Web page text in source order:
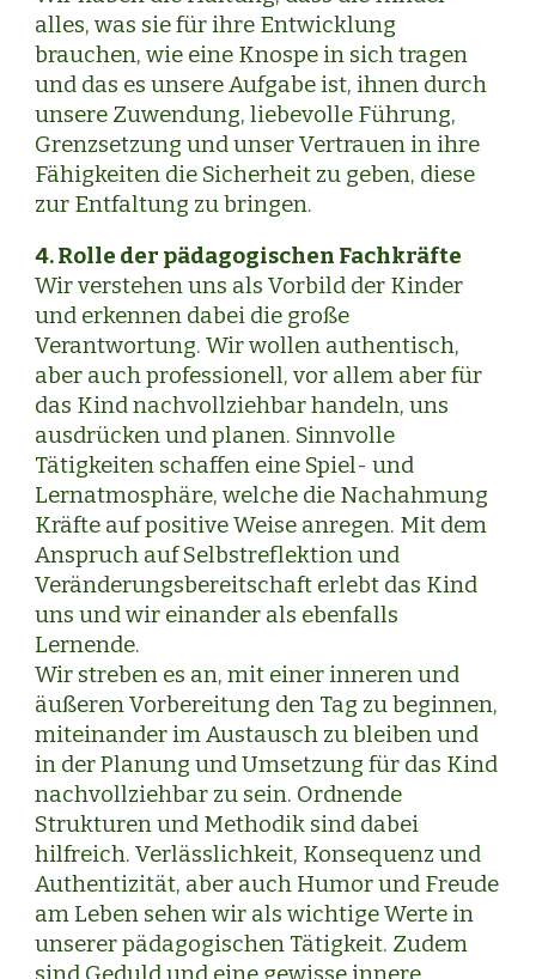
alles, was sie für ihre Entwicklung
brauchen, wie eine Knospe in sich tragen
und das es unsere Aufgabe ist, ihnen durch
unsere Zuwendung, liebevolle Führung,
Grenzsetzung und unser Vertrauen in ihre
Fähigkeiten die Sicherheit zu geben, diese
zur Entfaltung zu bringen.
4. Rolle der pädagogischen Fachkräfte
Wir verstehen uns als Vorbild der Kinder
und erkennen dabei die große
Verantwortung. Wir wollen authentisch,
aber auch professionell, vor allem aber für
das Kind nachvollziehbar handeln, uns
ausdrücken und planen. Sinnvolle
Tätigkeiten schaffen eine Spiel- und
Lernatmosphäre, welche die Nachahmung
Kräfte auf positive Weise anregen. Mit dem
Anspruch auf Selbstreflektion und
Veränderungsbereitschaft erlebt das Kind
uns und wir einander als ebenfalls
Lernende.
Wir streben es an, mit einer inneren und
äußeren Vorbereitung den Tag zu beginnen,
miteinander im Austausch zu bleiben und
in der Planung und Umsetzung für das Kind
nachvollziehbar zu sein. Ordnende
Strukturen und Methodik sind dabei
hilfreich. Verlässlichkeit, Konsequenz und
Authentizität, aber auch Humor und Freude
am Leben sehen wir als wichtige Werte in
unserer pädagogischen Tätigkeit. Zudem